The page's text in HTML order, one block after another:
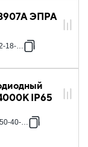
ЭПРА
18-K03
IP65
40-K23